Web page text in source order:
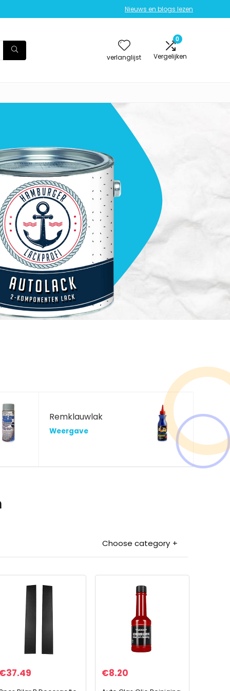
Nieuws en blogs lezen
verlanglijst
0
Vergelijken
Remklauwlak
Weergave
Choose category
€37.49 €8.20